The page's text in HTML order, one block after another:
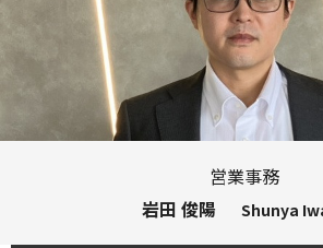
営業事務
岩田 俊陽
Shunya